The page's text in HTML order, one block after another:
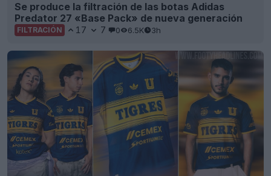
Se produce la filtración de las botas Adidas
Predator 27 «Base Pack» de nueva generación
FILTRACIÓN 17 7 0 6.5K 3h